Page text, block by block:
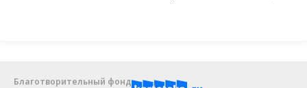
Благотворительный фонд